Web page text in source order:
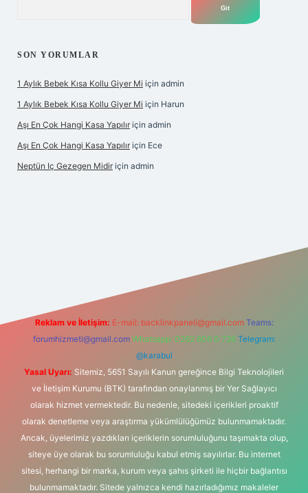
SON YORUMLAR
1 Aylık Bebek Kısa Kollu Giyer Mi için admin
1 Aylık Bebek Kısa Kollu Giyer Mi için Harun
Aşı En Çok Hangi Kasa Yapılır için admin
Aşı En Çok Hangi Kasa Yapılır için Ece
Neptün Iç Gezegen Midir için admin
elexbet en iyi bahis sitesi
Reklam ve İletişim: E-mail: backlinkpaneli@gmail.com Teams:
forumhizmeti@gmail.com Whatsapp: 0262 606 0 726 Telegram:
@karabul
Yasal Uyarı: Sitemiz, 5651 Sayılı Kanun gereğince Bilgi Teknolojileri
ve İletişim Kurumu (BTK) tarafından onaylanmış bir Yer Sağlayıcı
olarak hizmet vermektedir. Bu nedenle, sitedeki içerikleri proaktif
olarak denetleme veya araştırma yükümlülüğümüz bulunmamaktadır.
Ancak, üyelerimiz yazdıkları içeriklerin sorumluluğunu taşımakta olup,
siteye üye olarak bu sorumluluğu kabul etmiş sayılırlar. Bu internet
sitesi, herhangi bir marka, kurum veya şahıs şirketi ile hiçbir bağlantısı
bulunmamaktadır. Sitede yalnızca kendi hazırladığımız makaleler